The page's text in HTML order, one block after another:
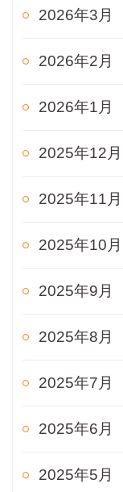
2026年3月
2026年2月
2026年1月
2025年12月
2025年11月
2025年10月
2025年9月
2025年8月
2025年7月
2025年6月
2025年5月